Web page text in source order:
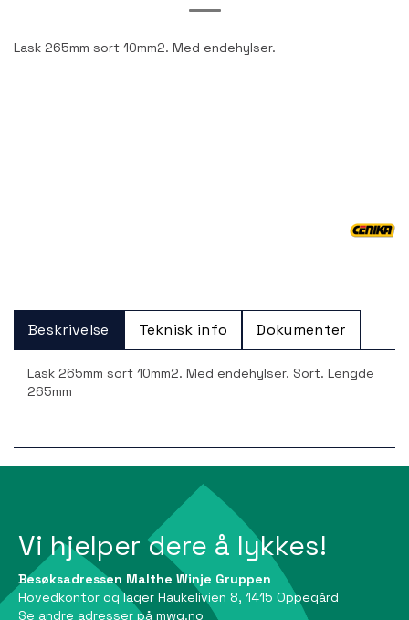
Lask 265mm sort 10mm2. Med endehylser.
Beskrivelse Teknisk info Dokumenter
Lask 265mm sort 10mm2. Med endehylser. Sort. Lengde
265mm
Vi hjelper dere å lykkes!
Besøksadressen Malthe Winje Gruppen
Hovedkontor og lager Haukelivien 8, 1415 Oppegård
Se andre adresser på mwg.no